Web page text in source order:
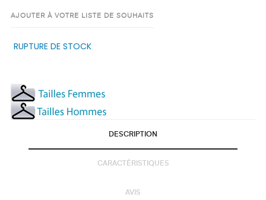
AJOUTER À VOTRE LISTE DE SOUHAITS
RUPTURE DE STOCK
DESCRIPTION
CARACTÉRISTIQUES
AVIS